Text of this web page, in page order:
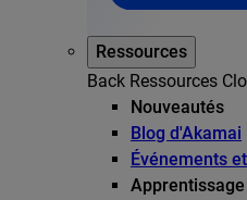
Ressources
Back Ressources
Nouveautés
Blog d'Akamai
Événements
Apprentissage